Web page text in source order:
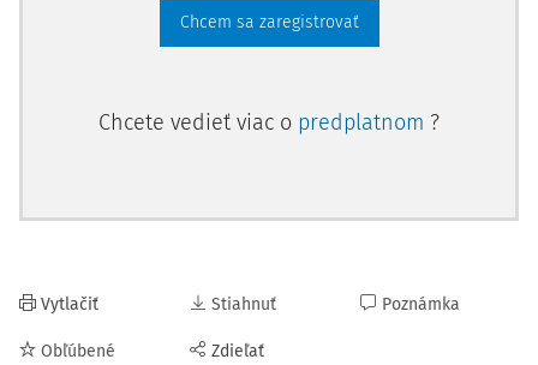
Chcem sa zaregistrovať
Chcete vedieť viac o predplatnom ?
Vytlačiť
Obľúbené
Stiahnuť
Zdieľať
Poznámka